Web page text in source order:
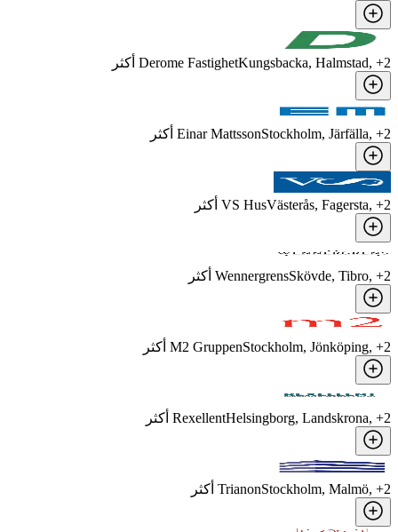
Derome FastighetKungsbacka, Halmstad, +2 أكثر
Einar MattssonStockholm, Järfälla, +2 أكثر
VS HusVästerås, Fagersta, +2 أكثر
WennergrensSkövde, Tibro, +2 أكثر
M2 GruppenStockholm, Jönköping, +2 أكثر
RexellentHelsingborg, Landskrona, +2 أكثر
TrianonStockholm, Malmö, +2 أكثر